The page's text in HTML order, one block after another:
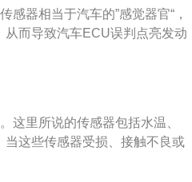
人无法解决此问题或容易使汽
动故障造成的，说明车辆的手
障；解决办法：车主不要继续
衬套损坏、支柱止推轴承损坏
根据噪音的位置进行拆解检查
器上盖与转向轴曲臂、侧端盖
成的；解决方法：由于这三部
器相当于汽车的”感觉器官“，
而导致汽车ECU误判点亮发动
、曲轴位置、空气流量、进气
传感器分别在三元催化器前
不同工况的空燃比的是前氧传
时间。后氧则是用来检测三元
混合气过稀或过浓，从而点亮
行检测和维修。空气流量传感
这里所说的传感器包括水温、
这些传感器受损、接触不良或
数据，此时就会引起发动机故